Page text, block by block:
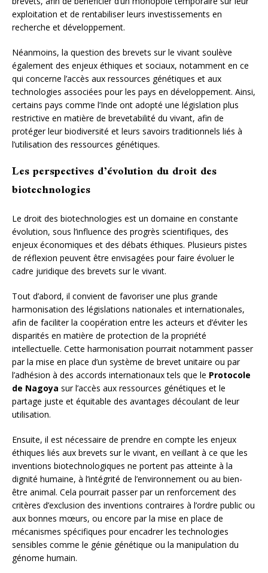
exploitation et de rentabiliser leurs investissements en
recherche et développement.
Néanmoins, la question des brevets sur le vivant soulève
également des enjeux éthiques et sociaux, notamment en ce
qui concerne l’accès aux ressources génétiques et aux
technologies associées pour les pays en développement. Ainsi,
certains pays comme l’Inde ont adopté une législation plus
restrictive en matière de brevetabilité du vivant, afin de
protéger leur biodiversité et leurs savoirs traditionnels liés à
l’utilisation des ressources génétiques.
Les perspectives d’évolution du droit des
biotechnologies
Le droit des biotechnologies est un domaine en constante
évolution, sous l’influence des progrès scientifiques, des
enjeux économiques et des débats éthiques. Plusieurs pistes
de réflexion peuvent être envisagées pour faire évoluer le
cadre juridique des brevets sur le vivant.
Tout d’abord, il convient de favoriser une plus grande
harmonisation des législations nationales et internationales,
afin de faciliter la coopération entre les acteurs et d’éviter les
disparités en matière de protection de la propriété
intellectuelle. Cette harmonisation pourrait notamment passer
par la mise en place d’un système de brevet unitaire ou par
l’adhésion à des accords internationaux tels que le Protocole
de Nagoya sur l’accès aux ressources génétiques et le
partage juste et équitable des avantages découlant de leur
utilisation.
Ensuite, il est nécessaire de prendre en compte les enjeux
éthiques liés aux brevets sur le vivant, en veillant à ce que les
inventions biotechnologiques ne portent pas atteinte à la
dignité humaine, à l’intégrité de l’environnement ou au bien-
être animal. Cela pourrait passer par un renforcement des
critères d’exclusion des inventions contraires à l’ordre public ou
aux bonnes mœurs, ou encore par la mise en place de
mécanismes spécifiques pour encadrer les technologies
sensibles comme le génie génétique ou la manipulation du
génome humain.